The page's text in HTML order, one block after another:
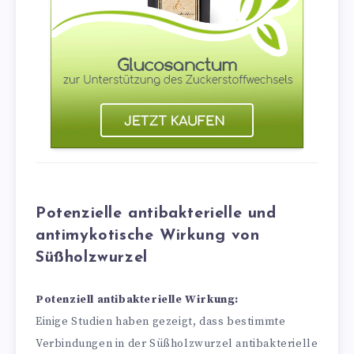
Potenzielle antibakterielle und
antimykotische Wirkung von
Süßholzwurzel
Potenziell antibakterielle Wirkung:
Einige Studien haben gezeigt, dass bestimmte
Verbindungen in der Süßholzwurzel antibakterielle